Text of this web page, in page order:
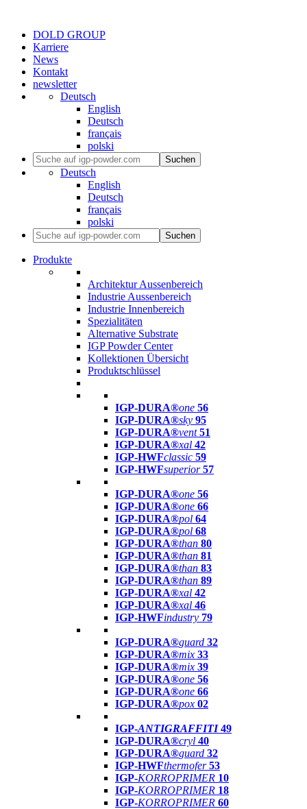
DOLD GROUP
Karriere
News
Kontakt
newsletter
Deutsch
English
Deutsch
français
polski
Suchen
Deutsch
English
Deutsch
français
polski
Suchen
Produkte
Architektur Aussenbereich
Industrie Aussenbereich
Industrie Innenbereich
Spezialitäten
Alternative Substrate
IGP Powder Center
Kollektionen Übersicht
Produktschlüssel
IGP-DURA®one 56
IGP-DURA®sky 95
IGP-DURA®vent 51
IGP-DURA®xal 42
IGP-HWFclassic 59
IGP-HWFsuperior 57
IGP-DURA®one 56
IGP-DURA®one 66
IGP-DURA®pol 64
IGP-DURA®pol 68
IGP-DURA®than 80
IGP-DURA®than 81
IGP-DURA®than 83
IGP-DURA®than 89
IGP-DURA®xal 42
IGP-DURA®xal 46
IGP-HWFindustry 79
IGP-DURA®guard 32
IGP-DURA®mix 33
IGP-DURA®mix 39
IGP-DURA®one 56
IGP-DURA®one 66
IGP-DURA®pox 02
IGP-ANTIGRAFFITI49
IGP-DURA®cryl 40
IGP-DURA®guard 32
IGP-HWFthermofer 53
IGP-KORROPRIMER 10
IGP-KORROPRIMER 18
IGP-KORROPRIMER 60